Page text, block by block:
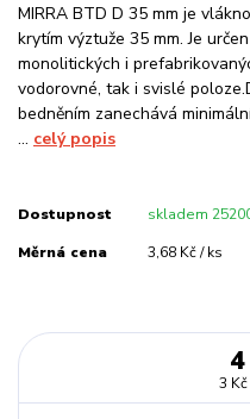
MIRRA BTD D 35 mm je
krytím výztuže 35 mm. Je
monolitických i
vodorovné, tak i svislé
bedněním zanechává
... celý popis
Dostupnost skladem
Měrná cena 3,68 Kč / ks
3 Kč